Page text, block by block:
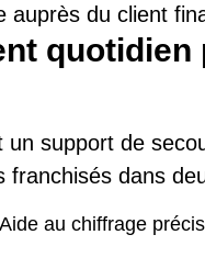
auprès du client
support de
franchisés dans
Aide au chiffrage